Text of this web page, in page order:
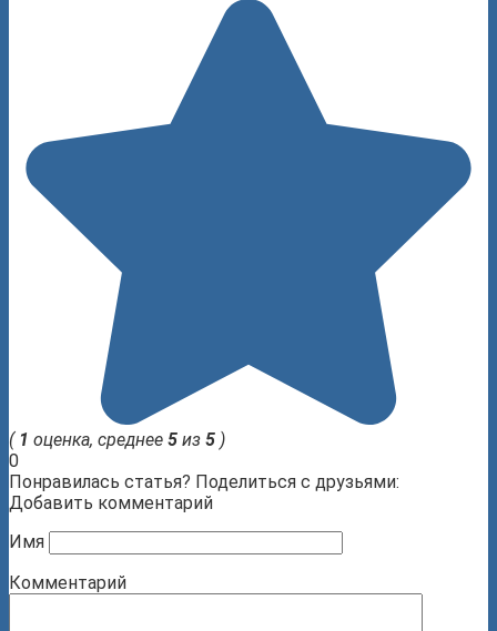
( 1 оценка, среднее 5 из 5 )
0
Понравилась статья? Поделиться с друзьями:
Добавить комментарий
Имя
Комментарий